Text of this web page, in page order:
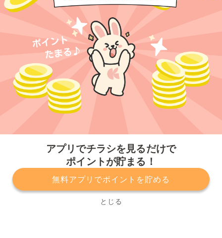
アプリでチラシを見るだけで
ポイントが貯まる！
無料アプリでポイントを貯める
とじる
プライバシーポリシー 利用規約
運営会社
サービスに関してのお問い合わせ